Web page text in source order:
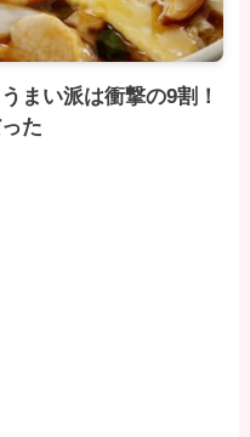
まい派は衝撃の9割！
た